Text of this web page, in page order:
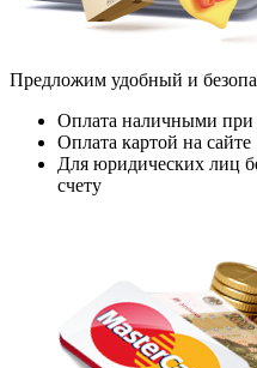
Предложим удобный и
Оплата наличными при
Оплата картой на сайте
Для юридических лиц
счету